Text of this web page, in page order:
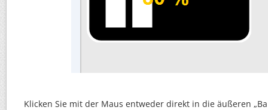
Klicken Sie mit der Maus entweder direkt in die äußeren